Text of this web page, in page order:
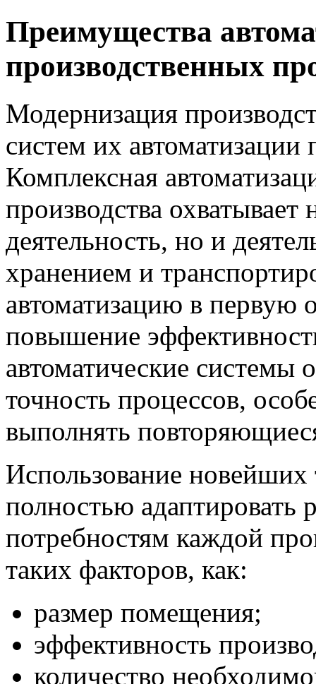
Преимущества
производственных
Модернизация
систем их
Комплексная
производства
деятельность, но и
хранением и
автоматизацию в первую
повышение
автоматические системы
точность процессов,
выполнять
Использование новейших
полностью адаптировать
потребностям каждой
таких факторов, как:
размер помещения;
эффективность
количество